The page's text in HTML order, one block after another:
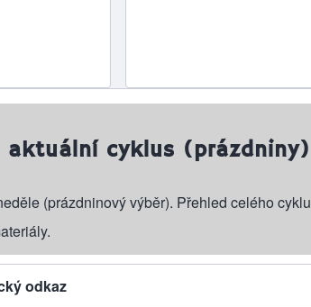
cyklus (prázdniny)
(prázdninový výběr). Přehled celého cyklu
odkaz